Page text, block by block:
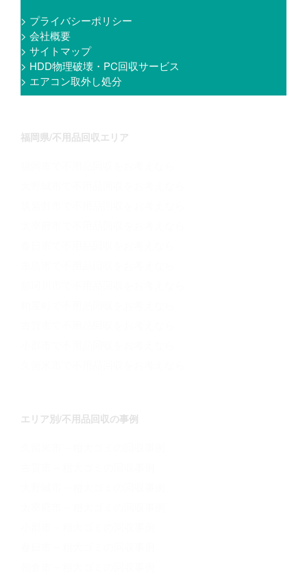
> プライバシーポリシー
> 会社概要
> サイトマップ
> HDD物理破壊・PC回収サービス
> エアコン取外し処分
福岡県/不用品回収エリア
エリア別/不用品回収の事例